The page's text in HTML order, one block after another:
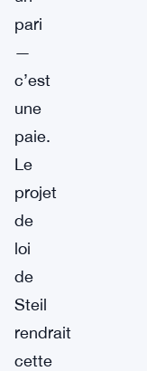
pari
—
c’est
une
paie.
Le
projet
de
loi
de
Steil
rendrait
cette